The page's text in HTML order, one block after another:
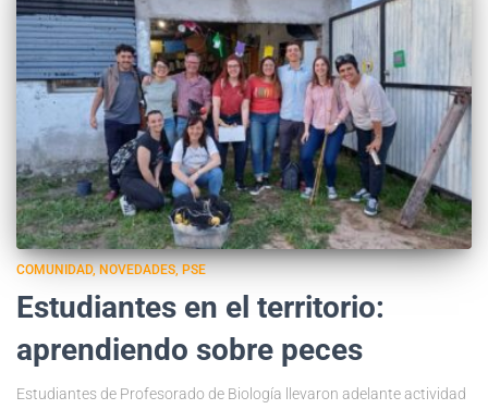
COMUNIDAD NOVEDADES PSE
Estudiantes en el territorio:
aprendiendo sobre peces
Estudiantes de Profesorado de Biología llevaron adelante actividad